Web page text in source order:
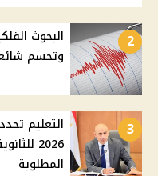
2
البحوث
وتحسم
3
التعليم
2026
المطلوبة